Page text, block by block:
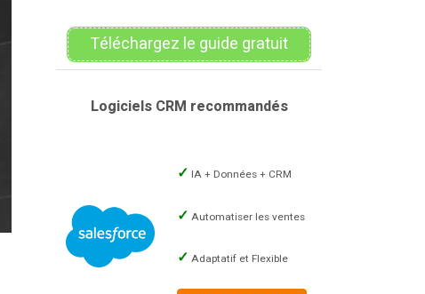
Téléchargez le guide gratuit
Logiciels CRM recommandés
IA + Données + CRM
Automatiser les ventes
Adaptatif et Flexible